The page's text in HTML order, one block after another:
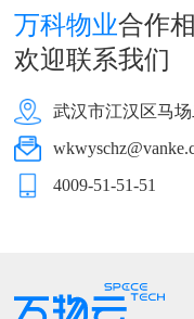
万科物业合作
欢迎联系我们
武汉市江汉区马
4009-51-51-51